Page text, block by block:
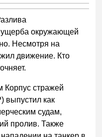
ущерба окружающей
Несмотря на
движение. Кто
Корпус стражей
выпустил как
судам,
пролив. Также